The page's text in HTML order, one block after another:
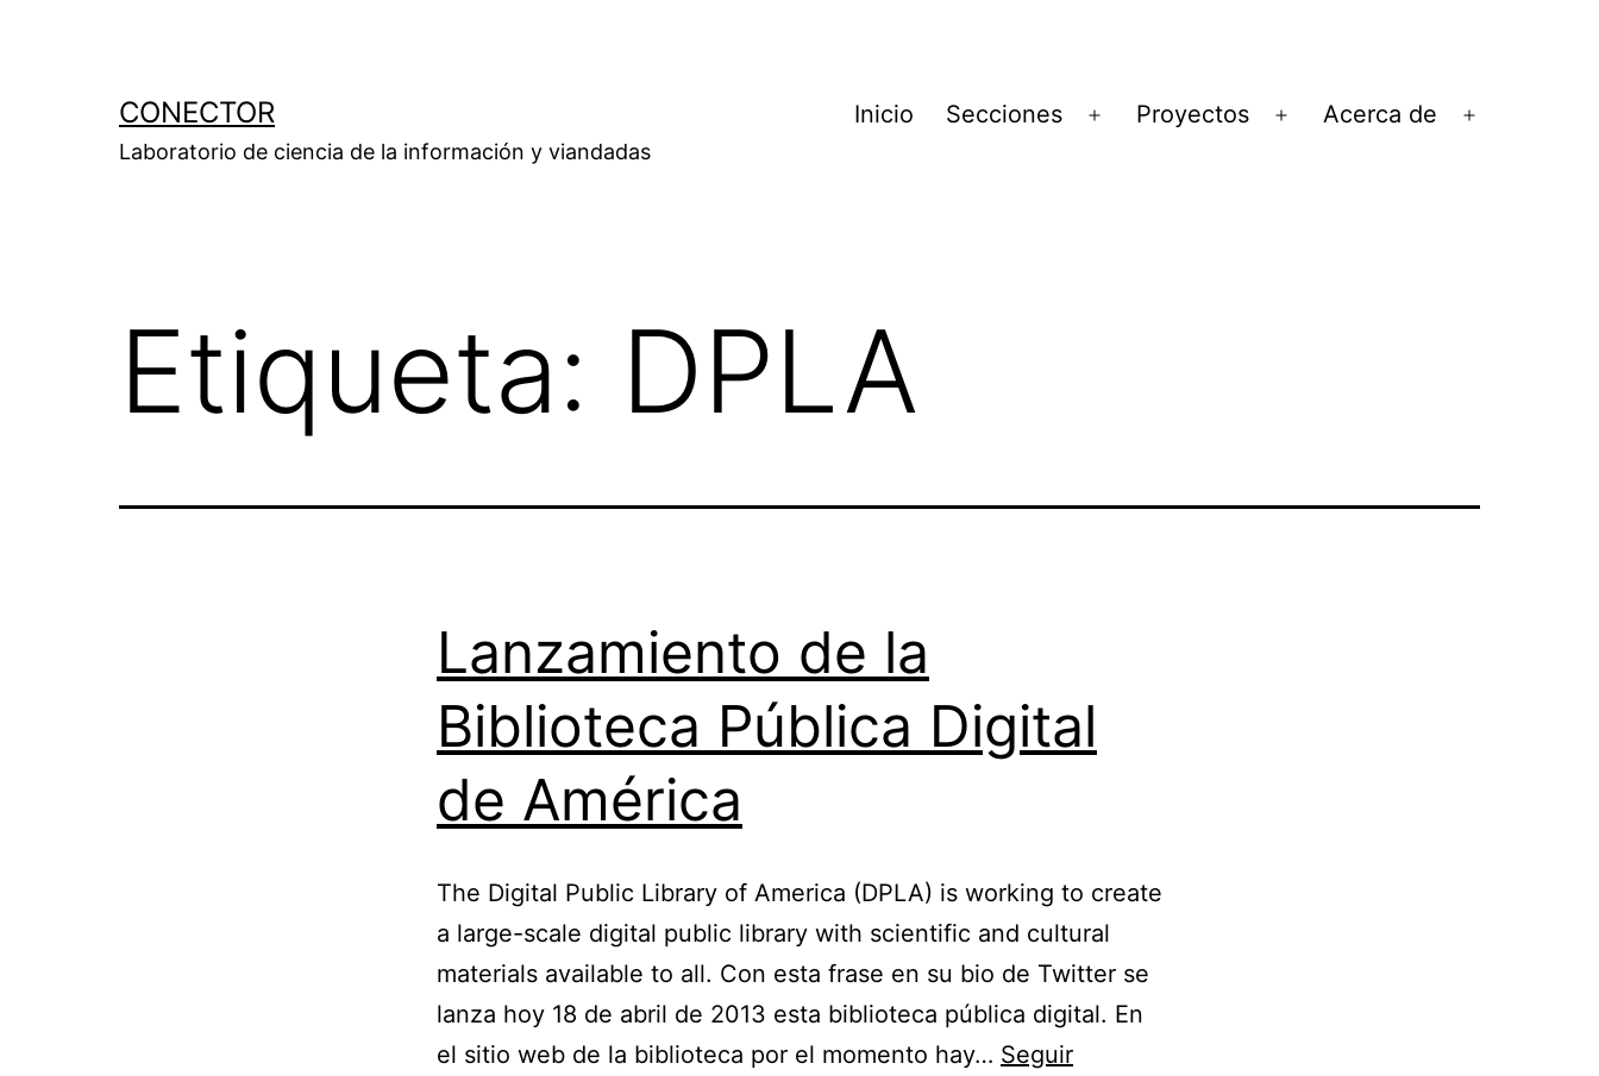
CONECTOR
Laboratorio de ciencia de la información y viandadas
Inicio Secciones
Abrir
Proyectos
Abrir
Acerca de
Etiqueta: DPLA
Lanzamiento de la
Biblioteca Pública Digital
de América
The Digital Public Library of America (DPLA) is working to create
a large-scale digital public library with scientific and cultural
materials available to all. Con esta frase en su bio de Twitter se
lanza hoy 18 de abril de 2013 esta biblioteca pública digital. En
el sitio web de la biblioteca por el momento hay… Seguir